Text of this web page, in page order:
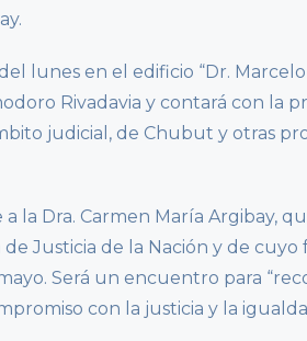
lunes en el edificio “Dr.
Rivadavia y contará con la
judicial, de Chubut y otras
la Dra. Carmen María Argibay,
Justicia de la Nación y de cuyo
Será un encuentro para
con la justicia y la